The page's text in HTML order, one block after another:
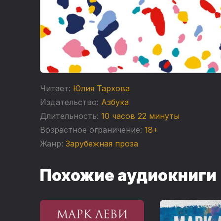
Читает: Юлия Тархова
Издательство: Азбука
Длительность: 10 часов 22 минуты
Возрастное ограничение: 18+
Жанр: Зарубежная проза
Похожие аудиокниги